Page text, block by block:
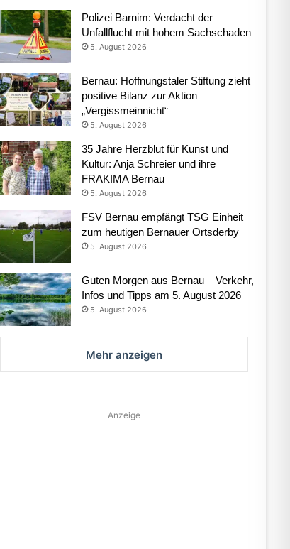
Polizei Barnim: Verdacht der
Unfallflucht mit hohem Sachschaden
5. August 2026
Bernau: Hoffnungstaler Stiftung zieht
positive Bilanz zur Aktion
„Vergissmeinnicht“
5. August 2026
35 Jahre Herzblut für Kunst und
Kultur: Anja Schreier und ihre
FRAKIMA Bernau
5. August 2026
FSV Bernau empfängt TSG Einheit
zum heutigen Bernauer Ortsderby
5. August 2026
Guten Morgen aus Bernau – Verkehr,
Infos und Tipps am 5. August 2026
5. August 2026
Mehr anzeigen
Anzeige